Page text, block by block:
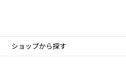
ショップから探す